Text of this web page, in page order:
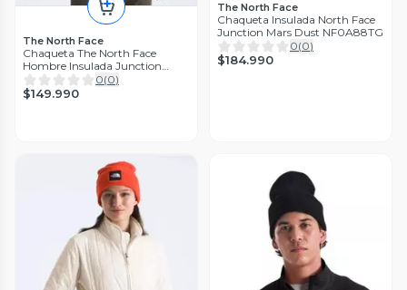
The North Face
Chaqueta The North Face
Hombre Insulada Junction
Negro
0(0)
$149.990
The North Face
Chaqueta Insulada North Face
Junction Mars Dust NF0A88TG
0(0)
$184.990